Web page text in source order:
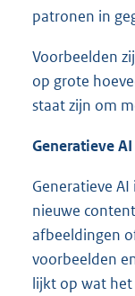
patronen in
Voorbeelden
op grote
staat zijn om
Generatieve AI
Generatieve
nieuwe
afbeeldingen
voorbeelden
lijkt op wat het